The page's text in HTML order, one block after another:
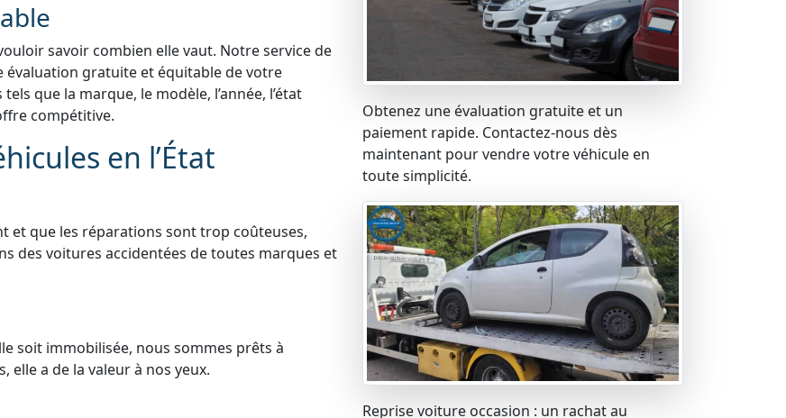
savoir combien elle vaut. Notre service de
évaluation gratuite et équitable de votre
que la marque, le modèle, l’année, l’état
compétitive.
en l’État
et que les réparations sont trop coûteuses,
des voitures accidentées de toutes marques et
soit immobilisée, nous sommes prêts à
elle a de la valeur à nos yeux.
Obtenez une évaluation gratuite et un
paiement rapide. Contactez-nous dès
maintenant pour vendre votre véhicule en
toute simplicité.
Reprise voiture occasion : un rachat au